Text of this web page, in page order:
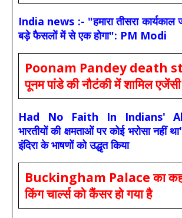
India news :- "हमारा तीसरा कार्यकाल
बड़े फैसलों में से एक होगा": PM Modi
Poonam Pandey death
पूनम पांडे की नौटंकी में शामिल एजेंसी
Had No Faith In Indians'
भारतीयों की क्षमताओं पर कोई भरोसा नहीं
इंदिरा के भाषणों को उद्धृत किया
Buckingham Palace का
किंग चार्ल्स को कैंसर हो गया है